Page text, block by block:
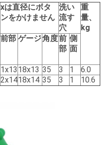
xは直径にボタ
ンをかけません
洗い
流す
穴
重
量、
kg
前部 ゲージ角度前
部
側
面
1x13 18x13 35 3 1
6.0
2x1418x14 35 3 1 10.6